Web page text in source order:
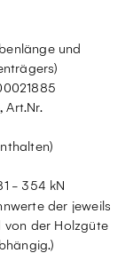
und
Art.Nr.
- 354 kN
der jeweils
von der Holzgüte